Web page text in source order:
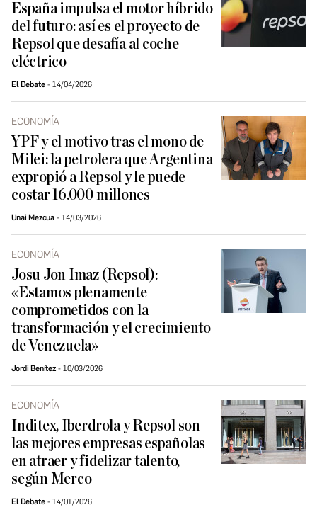
España impulsa el motor híbrido
del futuro: así es el proyecto de
Repsol que desafía al coche
eléctrico
El Debate 14/04/2026
ECONOMÍA
YPF y el motivo tras el mono de
Milei: la petrolera que Argentina
expropió a Repsol y le puede
costar 16.000 millones
Unai Mezcua 14/03/2026
ECONOMÍA
Josu Jon Imaz (Repsol):
«Estamos plenamente
comprometidos con la
transformación y el crecimiento
de Venezuela»
Jordi Benítez 10/03/2026
ECONOMÍA
Inditex, Iberdrola y Repsol son
las mejores empresas españolas
en atraer y fidelizar talento,
según Merco
El Debate 14/01/2026